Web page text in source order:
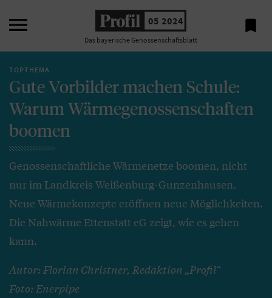
 05 2024
Das bayerische Genossenschaftsblatt

TOPTHEMA
Gute Vorbilder machen Schule:
Warum Wärmegenossenschaften
boomen
Genossenschaftliche Wärmenetze boomen, nicht
nur im Landkreis Weißenburg-Gunzenhausen.
Neue Wärmekonzepte eröffnen neue Möglichkeiten.
Die Nahwärme Ettenstatt eG zeigt, wie es gehen
kann.
Autor: Florian Christner, Redaktion „Profil“
Foto: Enerpipe